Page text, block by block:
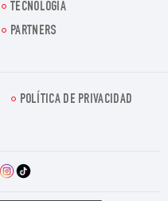
TECNOLOGÍA
PARTNERS
POLÍTICA DE PRIVACIDAD